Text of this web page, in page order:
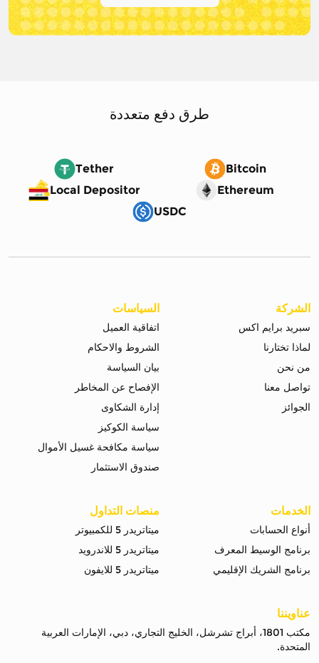
طرق دفع متعددة
Tether
Bitcoin
Local Depositor
Ethereum
USDC
الشركة
سبريد برايم اكس
لماذا تختارنا
من نحن
تواصل معنا
الجوائز
السياسات
اتفاقية العميل
الشروط والاحكام
بيان السياسة
الإفصاح عن المخاطر
إدارة الشكاوى
سياسة الكوكيز
سياسة مكافحة غسيل الأموال
صندوق الاستثمار
الخدمات
أنواع الحسابات
برنامج الوسيط المعرف
برنامج الشريك الإقليمي
منصات التداول
ميتاتريدر 5 للكمبيوتر
ميتاتريدر 5 للاندرويد
ميتاتريدر 5 للايفون
عناويننا
مكتب 1801، أبراج تشرشل، الخليج التجاري، دبي، الإمارات العربية
المتحدة.